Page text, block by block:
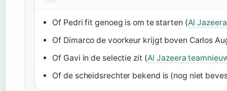
Of Pedri fit genoeg is om te starten (Al
Of Dimarco de voorkeur krijgt boven Carlos
Of Gavi in de selectie zit (Al Jazeera
Of de scheidsrechter bekend is (nog niet